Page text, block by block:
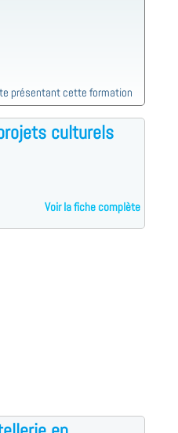
présentant cette formation
culturels
Voir la fiche complète